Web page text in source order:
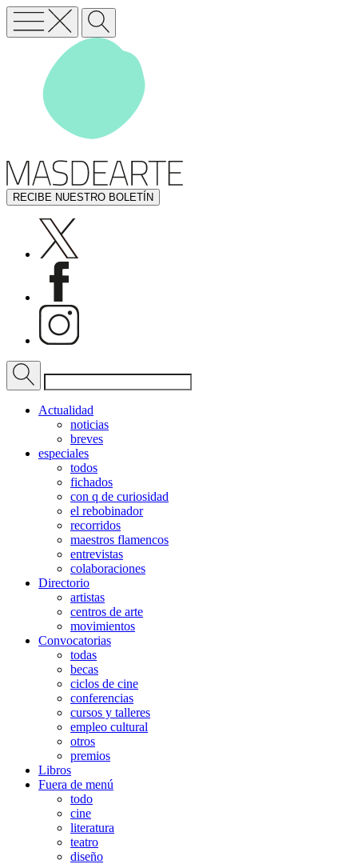
RECIBE NUESTRO BOLETÍN
Actualidad
noticias
breves
especiales
todos
fichados
con q de curiosidad
el rebobinador
recorridos
maestros flamencos
entrevistas
colaboraciones
Directorio
artistas
centros de arte
movimientos
Convocatorias
todas
becas
ciclos de cine
conferencias
cursos y talleres
empleo cultural
otros
premios
Libros
Fuera de menú
todo
cine
literatura
teatro
diseño